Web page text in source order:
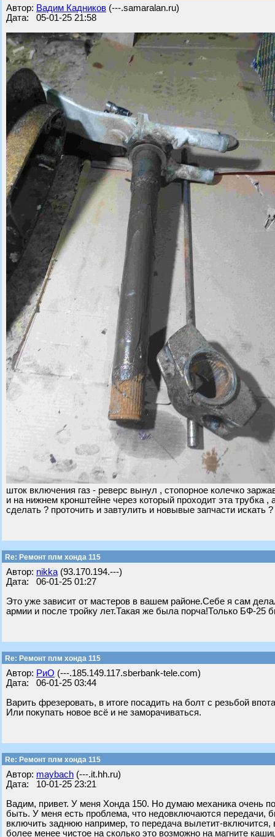
Автор: Вадим Кадников (---.samaralan.ru)
Дата: 05-01-25 21:58
шток включения газ - реверс вынул , стопорное колечко
и на нижнем кронштейне через который проходит эта трубка
сделать ? проточить и завтулить и новывые запчасти искать ?
Re: Ремонт плм хонда 115
Автор: nikka (93.170.194.---)
Дата: 06-01-25 01:27
Это уже зависит от мастеров в вашем районе.Себе я сам
армии и после тройку лет.Такая же была порча!Только БФ-
Re: Ремонт плм хонда 115
Автор: РиО (---.185.149.117.sberbank-tele.com)
Дата: 06-01-25 03:44
Варить фрезеровать, в итоге посадить на болт с резьбой
Или покупать новое всё и не заморачиваться.
Re: Ремонт плм хонда 115
Автор: maybach (---.it.hh.ru)
Дата: 10-01-25 23:21
Вадим, привет. У меня Хонда 150. Но думаю механика очень
быть. У меня есть проблема, что недовключаются передачи,
включить заднюю например, то передача вылетит-
более менее чистое на сколько это возможно на магните